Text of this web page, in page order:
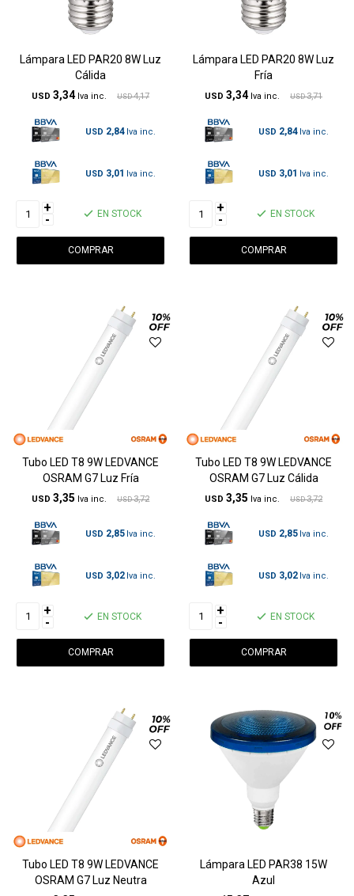
Lámpara LED PAR20 8W Luz
Cálida
USD 3,34 USD 4,17
USD 2,84
USD 3,01
+
- EN STOCK
Lámpara LED PAR20 8W Luz
Fría
USD 3,34 USD 3,71
USD 2,84
USD 3,01
+
- EN STOCK
Tubo LED T8 9W LEDVANCE
OSRAM G7 Luz Fría
USD 3,35 USD 3,72
USD 2,85
USD 3,02
+
- EN STOCK
Tubo LED T8 9W LEDVANCE
OSRAM G7 Luz Cálida
USD 3,35 USD 3,72
USD 2,85
USD 3,02
+
- EN STOCK
Tubo LED T8 9W LEDVANCE
OSRAM G7 Luz Neutra
Lámpara LED PAR38 15W
Azul